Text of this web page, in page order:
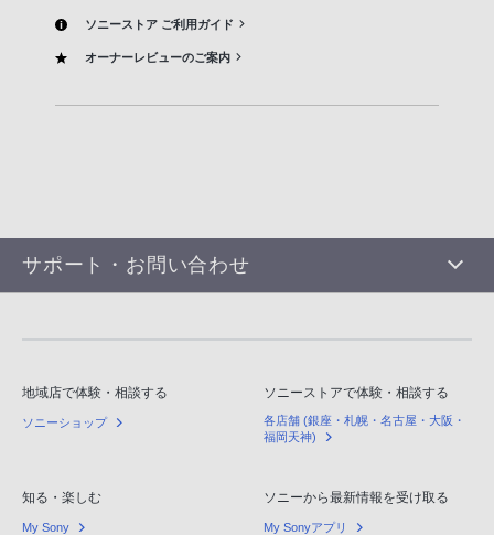
ソニーストア ご利用ガイド
オーナーレビューのご案内
サポート・お問い合わせ
地域店で体験・相談する
ソニーショップ
ソニーストアで体験・相談する
各店舗 (銀座・札幌・名古屋・大阪・
福岡天神)
知る・楽しむ
My Sony
ソニーから最新情報を受け取る
My Sonyアプリ